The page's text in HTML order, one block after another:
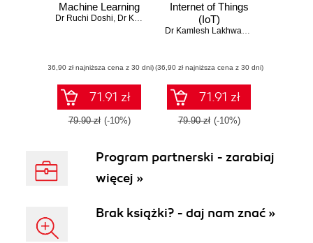
Machine Learning
Dr Ruchi Doshi, Dr Kamal Kant Hiran ,Ritesh Kumar Jain
(36,90 zł najniższa cena z 30 dni)
71.91 zł
79.90 zł (-10%)
Internet of Things
(IoT)
Dr Kamlesh Lakhwani,
(36,90 zł najniższa cena z 30 dni)
71.91 zł
79.90 zł (-10%)
Program partnerski - zarabiaj
więcej »
Brak książki? - daj nam znać »